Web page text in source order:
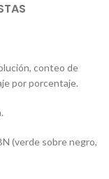
conteo de
por porcentaje.
(verde sobre negro,